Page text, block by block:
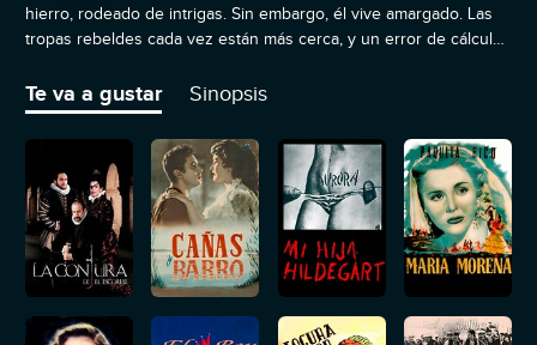
hierro, rodeado de intrigas. Sin embargo, él vive amargado. Las
tropas rebeldes cada vez están más cerca, y un error de cálculo
Te va a gustar Sinopsis